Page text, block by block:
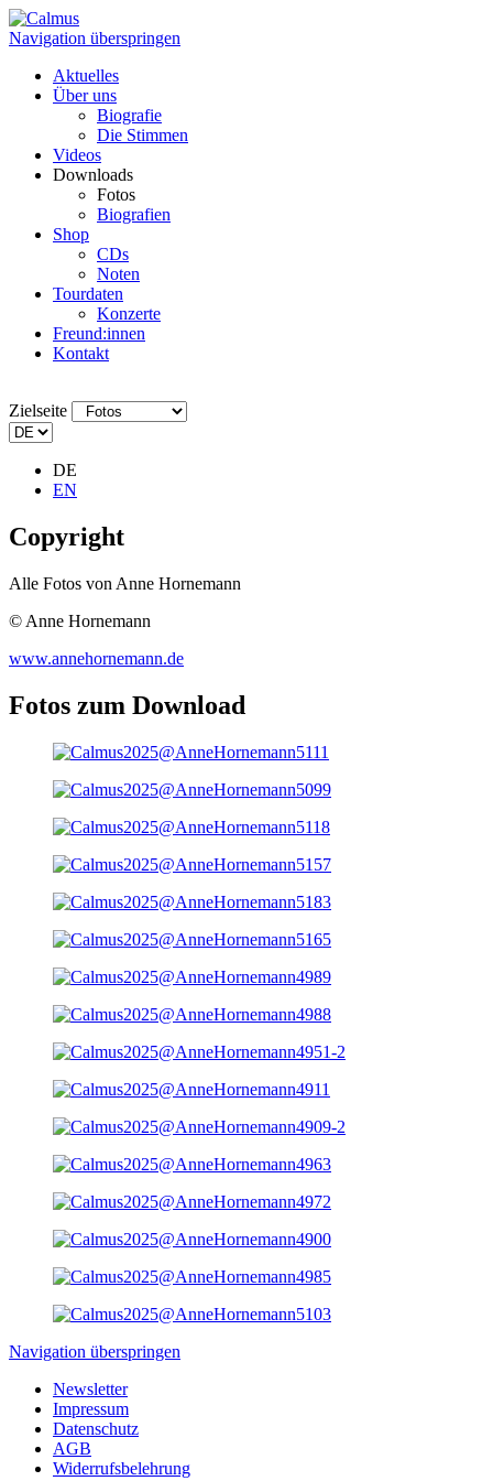
Navigation überspringen
Aktuelles
Über uns
Biografie
Die Stimmen
Videos
Downloads
Fotos
Biografien
Shop
CDs
Noten
Tourdaten
Konzerte
Freund:innen
Kontakt
Zielseite
DE
EN
Copyright
Alle Fotos von Anne Hornemann
© Anne Hornemann
www.annehornemann.de
Fotos zum Download
Navigation überspringen
Newsletter
Impressum
Datenschutz
AGB
Widerrufsbelehrung